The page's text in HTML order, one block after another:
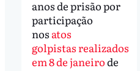
anos de prisão por
participação
nos atos
golpistas realizados
em 8 de janeirode